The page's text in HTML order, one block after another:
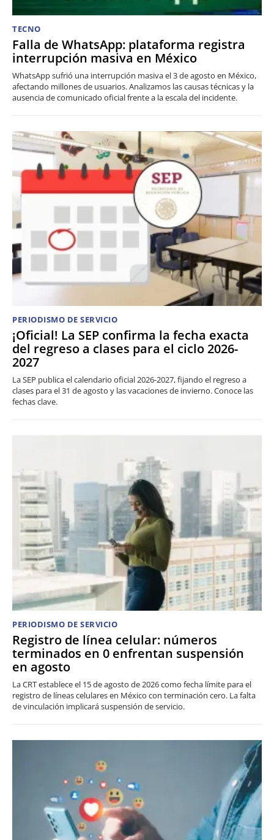
TECNO
Falla de WhatsApp: plataforma registra
interrupción masiva en México
WhatsApp sufrió una interrupción masiva el 3 de agosto en México,
afectando millones de usuarios. Analizamos las causas técnicas y la
ausencia de comunicado oficial frente a la escala del incidente.
PERIODISMO DE SERVICIO
¡Oficial! La SEP confirma la fecha exacta
del regreso a clases para el ciclo 2026-
2027
La SEP publica el calendario oficial 2026-2027, fijando el regreso a
clases para el 31 de agosto y las vacaciones de invierno. Conoce las
fechas clave.
PERIODISMO DE SERVICIO
Registro de línea celular: números
terminados en 0 enfrentan suspensión
en agosto
La CRT establece el 15 de agosto de 2026 como fecha límite para el
registro de líneas celulares en México con terminación cero. La falta
de vinculación implicará suspensión de servicio.